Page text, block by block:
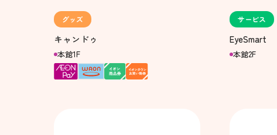
グッズ
キャンドゥ
本館1F
サービス
EyeSmart
本館2F